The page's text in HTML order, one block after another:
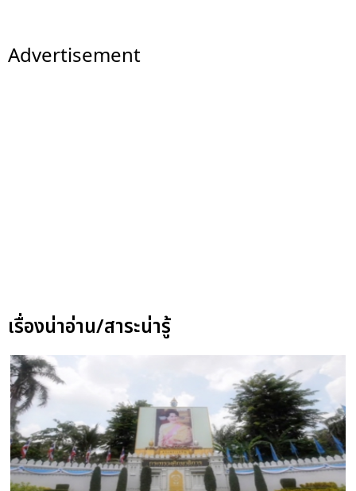
Advertisement
เรื่องน่าอ่าน/สาระน่ารู้